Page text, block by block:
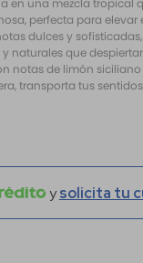
en una mezcla tropical
perfecta para
dulces y
naturales que
notas de limón
transporta tus
ysolicita tu